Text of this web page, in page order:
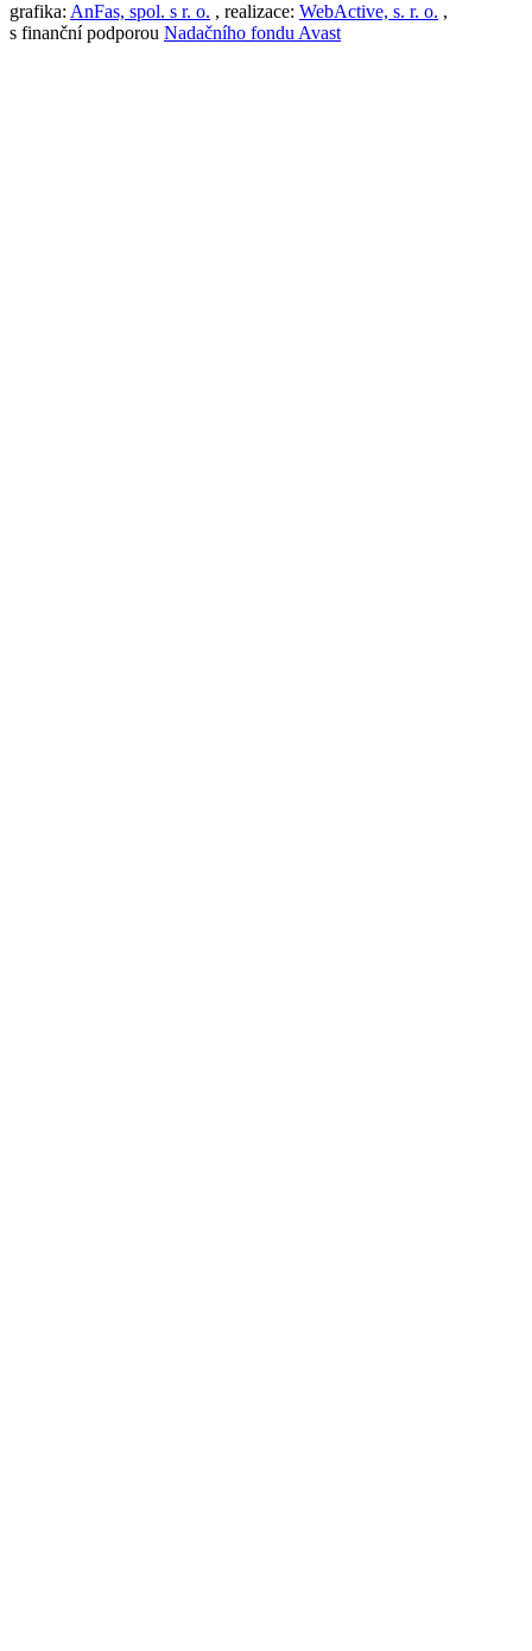
grafika: AnFas, spol. s r. o. , realizace: WebActive, s. r. o. ,
s finanční podporou Nadačního fondu Avast